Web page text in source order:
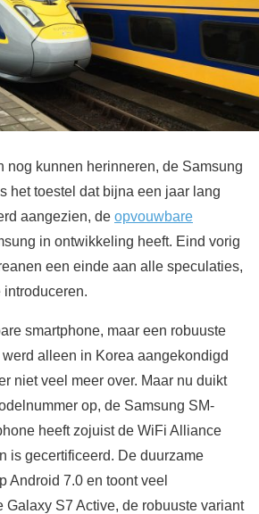
nog kunnen herinneren, de Samsung
het toestel dat bijna een jaar lang
aangezien, de opvouwbare
in ontwikkeling heeft. Eind vorig
een einde aan alle speculaties,
introduceren.
smartphone, maar een robuuste
alleen in Korea aangekondigd
niet veel meer over. Maar nu duikt
op, de Samsung SM-
heeft zojuist de WiFi Alliance
is gecertificeerd. De duurzame
Android 7.0 en toont veel
Galaxy S7 Active, de robuuste variant